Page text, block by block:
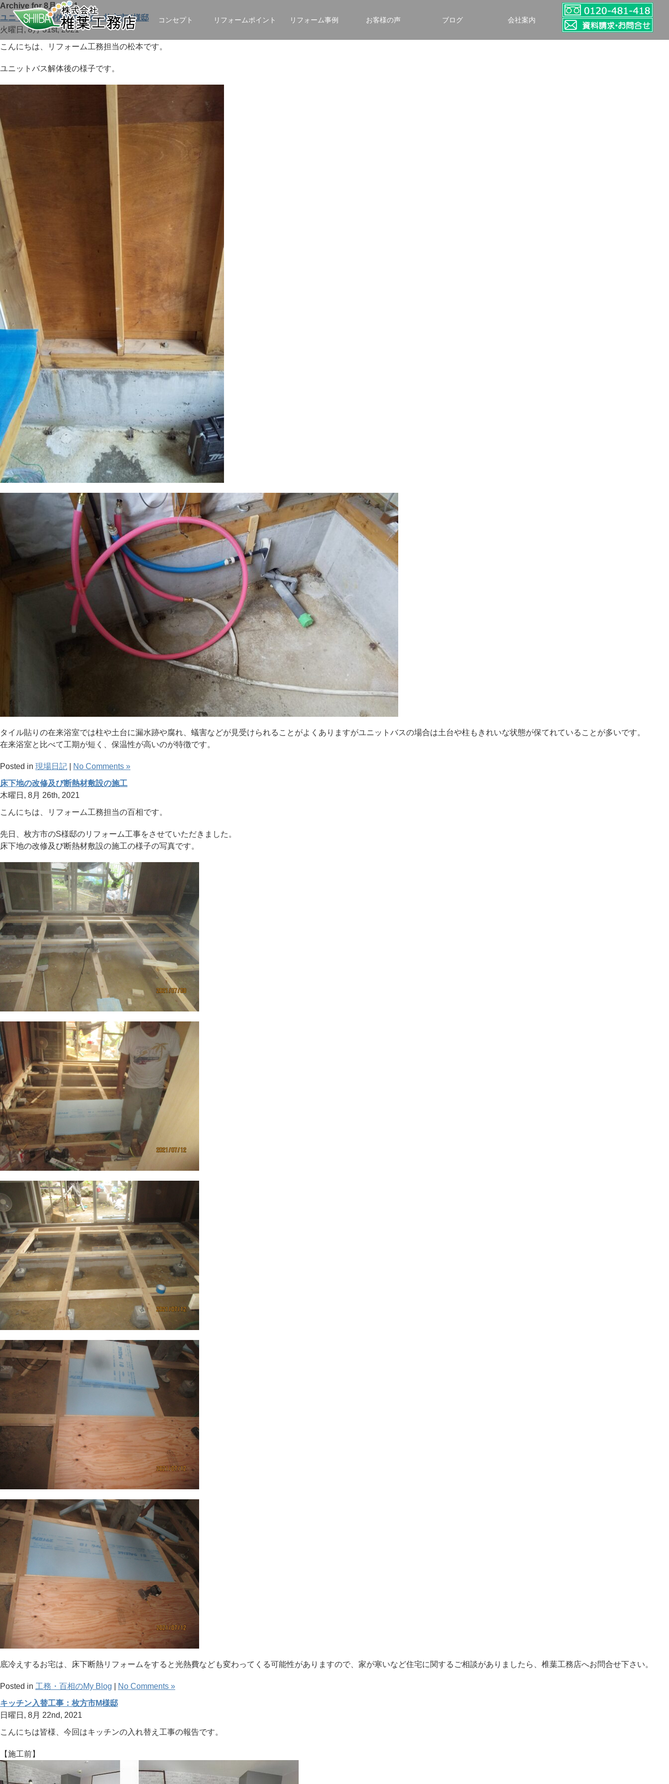
コンセプト リフォームポイント リフォーム事例 お客様の声 ブログ 会社案内
Archive for 8月, 2021
ユニットバス解体後の様子：枚方市Y様邸
火曜日, 8月 31st, 2021
こんにちは、リフォーム工務担当の松本です。
ユニットバス解体後の様子です。
タイル貼りの在来浴室では柱や土台に漏水跡や腐れ、蟻害などが見受けられることがよくありますがユニットバスの場合は土台や柱もきれいな状態が保てれていることが多いです。
在来浴室と比べて工期が短く、保温性が高いのが特徴です。
Posted in 現場日記
No Comments »
床下地の改修及び断熱材敷設の施工
木曜日, 8月 26th, 2021
こんにちは、リフォーム工務担当の百相です。
先日、枚方市のS様邸のリフォーム工事をさせていただきました。
床下地の改修及び断熱材敷設の施工の様子の写真です。
底冷えするお宅は、床下断熱リフォームをすると光熱費なども変わってくる可能性がありますので、家が寒いなど住宅に関するご相談がありましたら、椎葉工務店へお問合せ下さい。
Posted in 工務・百相のMy Blog
No Comments »
キッチン入替工事：枚方市M様邸
日曜日, 8月 22nd, 2021
こんにちは皆様、今回はキッチンの入れ替え工事の報告です。
【施工前】